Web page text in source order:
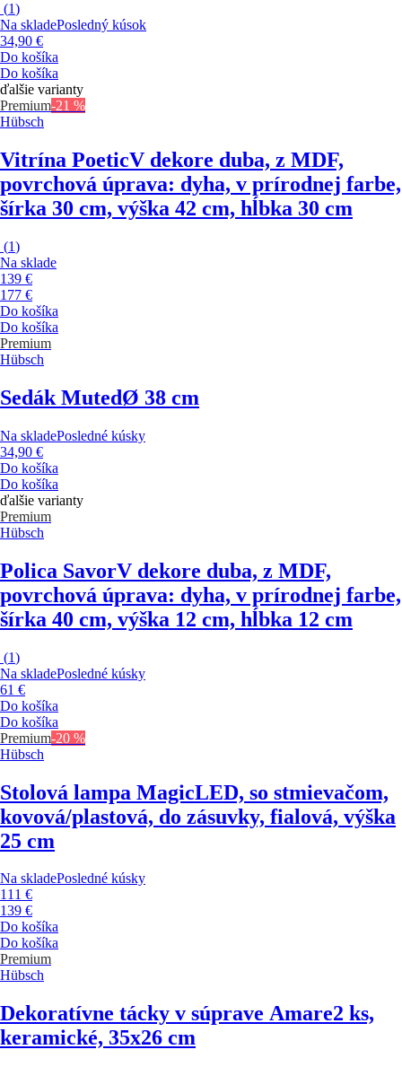
(1)
Na skladePosledný kúsok
34,90 €
Do košíka
Do košíka
ďalšie varianty
Premium-21 %
Hübsch
Vitrína PoeticV dekore duba, z MDF,
povrchová úprava: dyha, v prírodnej farbe,
šírka 30 cm, výška 42 cm, hĺbka 30 cm
(1)
Na sklade
139 €
177 €
Do košíka
Do košíka
Premium
Hübsch
Sedák MutedØ 38 cm
Na skladePosledné kúsky
34,90 €
Do košíka
Do košíka
ďalšie varianty
Premium
Hübsch
Polica SavorV dekore duba, z MDF,
povrchová úprava: dyha, v prírodnej farbe,
šírka 40 cm, výška 12 cm, hĺbka 12 cm
(1)
Na skladePosledné kúsky
61 €
Do košíka
Do košíka
Premium-20 %
Hübsch
Stolová lampa MagicLED, so stmievačom,
kovová/plastová, do zásuvky, fialová, výška
25 cm
Na skladePosledné kúsky
111 €
139 €
Do košíka
Do košíka
Premium
Hübsch
Dekoratívne tácky v súprave Amare2 ks,
keramické, 35x26 cm